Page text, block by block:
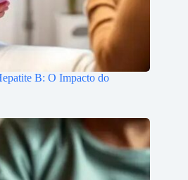
B: O Impacto do